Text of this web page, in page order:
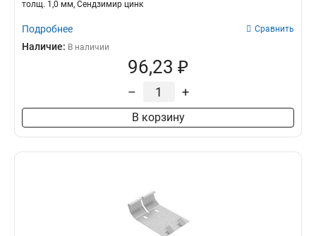
толщ. 1,0 мм, Сендзимир цинк
Подробнее Сравнить
Наличие: В наличии
96,23 ₽
– +
В корзину